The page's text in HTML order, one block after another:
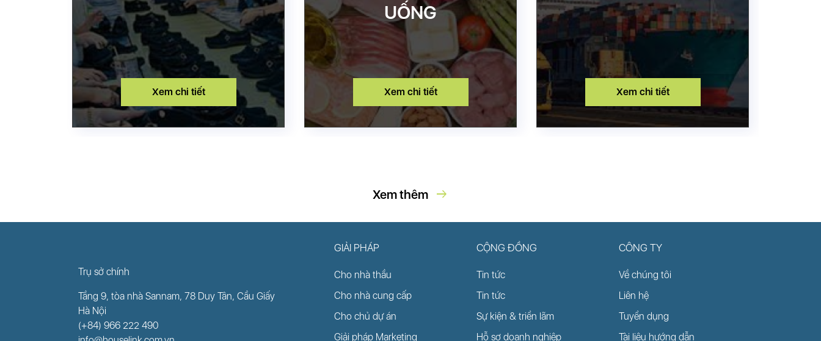
Xem chi tiết
UỐNG
Xem chi tiết Xem chi tiết
Xem chi tiết Xem chi tiết Xem chi tiết
Xem thêm arrow_right_alt
Trụ sở chính
Tầng 9, tòa nhà Sannam, 78 Duy Tân, Cầu Giấy
Hà Nội
(+84) 966 222 490
GIẢI PHÁP
Cho nhà thầu
Cho nhà cung cấp
Cho chủ dự án
Giải pháp Marketing
CỘNG ĐỒNG
Tin tức
Tin tức
Sự kiện & triển lãm
Hỗ sơ doanh nghiệp
CÔNG TY
Về chúng tôi
Liên hệ
Tuyển dụng
Tài liệu hướng dẫn